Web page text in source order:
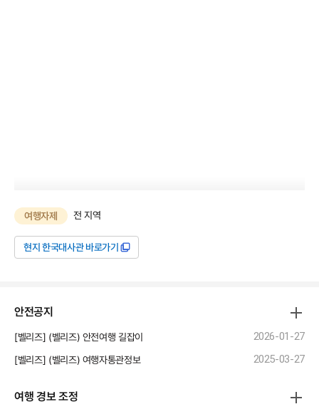
여행자제 전 지역
현지 한국대사관 바로가기
안전공지
[벨리즈] (벨리즈) 안전여행 길잡이 2026-01-27
[벨리즈] (벨리즈) 여행자통관정보 2025-03-27
여행 경보 조정